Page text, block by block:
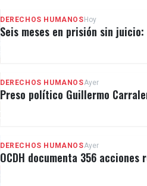
DERECHOS HUMANOS Hoy
Seis meses en prisión sin
DERECHOS HUMANOSAyer
Preso político Guillermo
DERECHOS HUMANOSAyer
OCDH documenta 356